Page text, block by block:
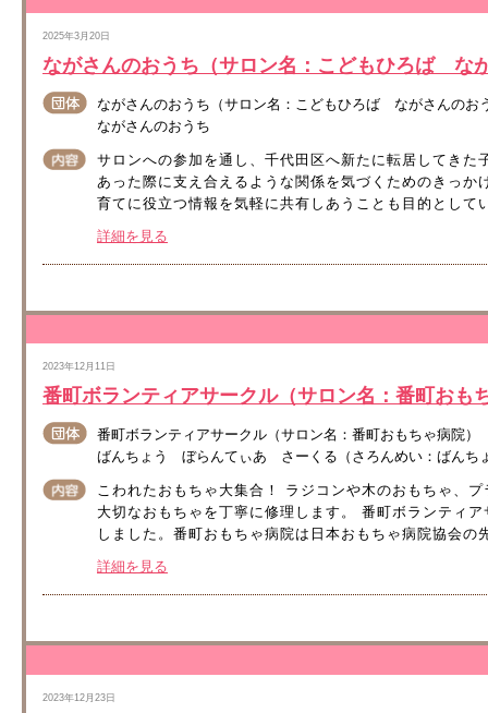
2025年3月20日
ながさんのおうち（サロン名：こどもひろば な
ながさんのおうち（サロン名：こどもひろば ながさんのお
ながさんのおうち
サロンへの参加を通し、千代田区へ新たに転居してき
あった際に支え合えるような関係を気づくためのきっ
育てに役立つ情報を気軽に共有しあうことも目的と
詳細を見る
2023年12月11日
番町ボランティアサークル（サロン名：番町おも
番町ボランティアサークル（サロン名：番町おもちゃ病院）
ばんちょう ぼらんてぃあ さーくる（さろんめい：ばんち
こわれたおもちゃ大集合！ ラジコンや木のおもちゃ、
大切なおもちゃを丁寧に修理します。 番町ボランティ
しました。番町おもちゃ病院は日本おもちゃ病院協会
詳細を見る
2023年12月23日